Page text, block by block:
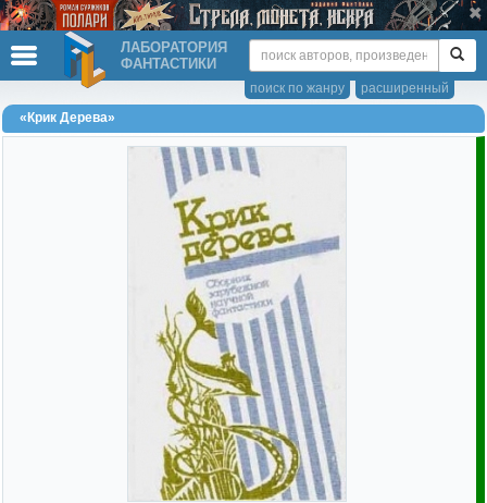
ЛАБОРАТОРИЯ
ФАНТАСТИКИ
расширенный
поиск по жанру
«Крик Дерева»